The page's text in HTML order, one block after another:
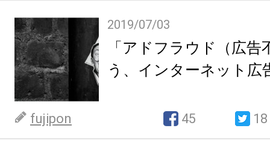
2019/07/03
「アドフラウド（広告
う、インターネット広
fujipon 45 18